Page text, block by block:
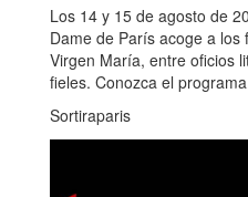
Los 14 y 15 de agosto de
Dame de París acoge a los
Virgen María, entre oficios
fieles. Conozca el
Sortiraparis